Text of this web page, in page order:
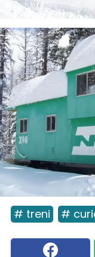
# treni #